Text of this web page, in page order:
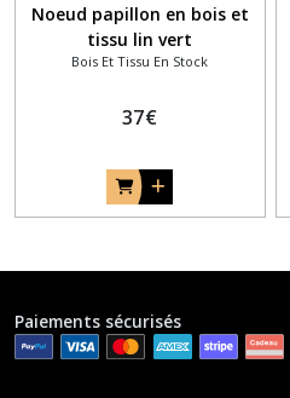
Noeud papillon en bois et
tissu lin vert
eucalyptus/sauge
Bois Et Tissu En Stock
37€
Paiements sécurisés